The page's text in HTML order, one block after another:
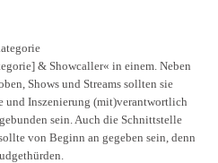
& Showcaller« in einem. Neben
Shows und Streams sollten sie
und Inszenierung (mit)verantwortlich
sein. Auch die Schnittstelle
von Beginn an gegeben sein, denn